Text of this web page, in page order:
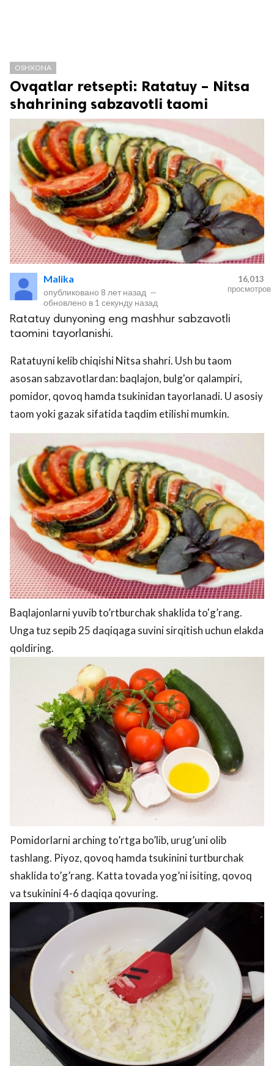
OSHXONA
Ovqatlar retsepti: Ratatuy – Nitsa
shahrining sabzavotli taomi
Malika
опубликовано 8 лет назад —
обновлено в 1 секунду назад
16,013
просмотров
Ratatuy dunyoning eng mashhur sabzavotli
taomini tayorlanishi.
Ratatuyni kelib chiqishi Nitsa shahri. Ush bu taom
asosan sabzavotlardan: baqlajon, bulg'or qalampiri,
pomidor, qovoq hamda tsukinidan tayorlanadi. U asosiy
taom yoki gazak sifatida taqdim etilishi mumkin.
Baqlajonlarni yuvib to’rtburchak shaklida to'g’rang.
Unga tuz sepib 25 daqiqaga suvini sirqitish uchun elakda
qoldiring.
Pomidorlarni arching to’rtga bo’lib, urug’uni olib
tashlang. Piyoz, qovoq hamda tsukinini turtburchak
shaklida to’g’rang. Katta tovada yog’ni isiting, qovoq
va tsukinini 4-6 daqiqa qovuring.